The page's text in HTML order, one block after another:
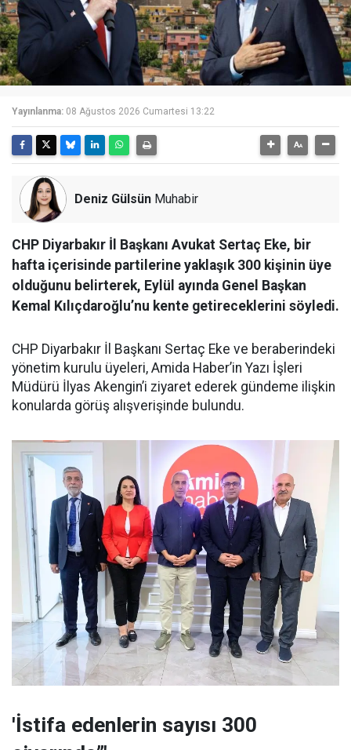
Yayınlanma: 08 Ağustos 2026 Cumartesi 13:22
Deniz Gülsün Muhabir
CHP Diyarbakır İl Başkanı Avukat Sertaç Eke, bir
hafta içerisinde partilerine yaklaşık 300 kişinin üye
olduğunu belirterek, Eylül ayında Genel Başkan
Kemal Kılıçdaroğlu’nu kente getireceklerini söyledi.
CHP Diyarbakır İl Başkanı Sertaç Eke ve beraberindeki
yönetim kurulu üyeleri, Amida Haber’in Yazı İşleri
Müdürü İlyas Akengin’i ziyaret ederek gündeme ilişkin
konularda görüş alışverişinde bulundu.
'İstifa edenlerin sayısı 300